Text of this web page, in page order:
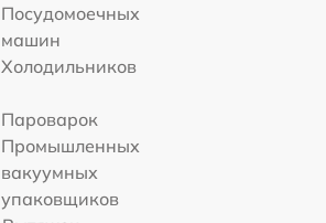
Посудомоечных
машин
Холодильников
Пароварок
Промышленных
вакуумных
упаковщиков